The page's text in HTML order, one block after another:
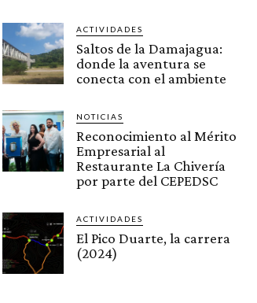
ACTIVIDADES
Saltos de la Damajagua:
donde la aventura se
conecta con el ambiente
NOTICIAS
Reconocimiento al Mérito
Empresarial al
Restaurante La Chivería
por parte del CEPEDSC
ACTIVIDADES
El Pico Duarte, la carrera
(2024)